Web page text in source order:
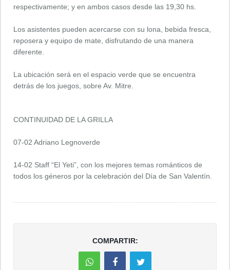
respectivamente; y en ambos casos desde las 19,30 hs.
Los asistentes pueden acercarse con su lona, bebida fresca,
reposera y equipo de mate, disfrutando de una manera
diferente.
La ubicación será en el espacio verde que se encuentra
detrás de los juegos, sobre Av. Mitre.
CONTINUIDAD DE LA GRILLA
07-02 Adriano Legnoverde
14-02 Staff “El Yeti”, con los mejores temas románticos de
todos los géneros por la celebración del Día de San Valentín.
COMPARTIR: